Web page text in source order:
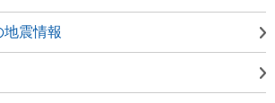
震情報